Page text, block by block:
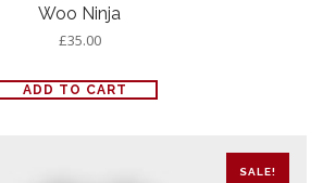
Woo Ninja
£35.00
ADD TO CART
SALE!